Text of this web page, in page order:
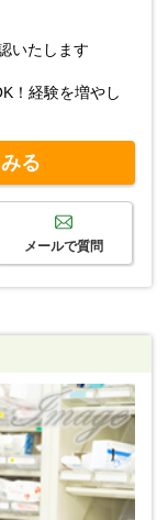
いたします
！経験を増やし
る
メールで質問